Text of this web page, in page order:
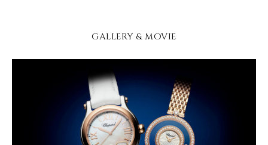
GALLERY & MOVIE